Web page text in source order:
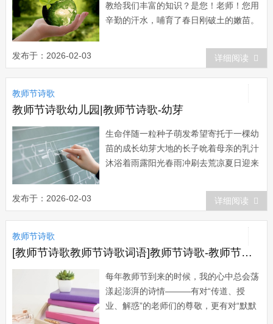
教给我们丰富的知识？是您！老师！您用
辛勤的汗水，哺育了春日刚破土的嫩苗。
别人的人？是您！老师！您的关怀就好似
和煦的春风温暖了我们的心灵。 是谁－
－把幼小的我们培育成成熟懂事的少
发布于：2026-02-03 详细阅读
教师节诗歌
教师节诗歌幼儿园|教师节诗歌-幼芽
生命伴随一粒种子萌发希望寄托于一棵幼
苗的成长幼芽大地的长子吮着母亲的乳汁
沐浴着雨露阳光春雨冲刷去荒凉夏日迎来
发布于：2026-02-03 详细阅读
教师节诗歌
[教师节诗歌教师节诗歌词语]教师节诗歌-教师节诗情
每年教师节到来的时候，我的心中总会荡
漾起澎湃的诗情———有对“传道、授
业、解惑”的老师们的尊敬，更有对“默默